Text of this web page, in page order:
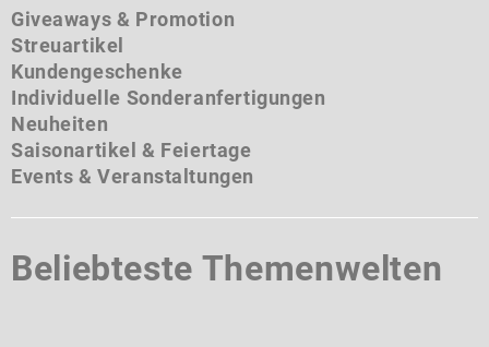
Giveaways & Promotion
Streuartikel
Kundengeschenke
Individuelle Sonderanfertigungen
Neuheiten
Saisonartikel & Feiertage
Events & Veranstaltungen
Beliebteste Themenwelten